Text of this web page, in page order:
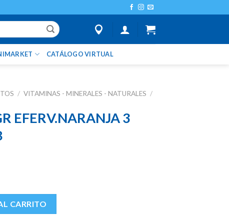
CATÁLOGO VIRTUAL
/ VITAMINAS - MINERALES - NATURALES /
EFERV.NARANJA 3
3 TUBOS X 10TAB cantidad
CARRITO